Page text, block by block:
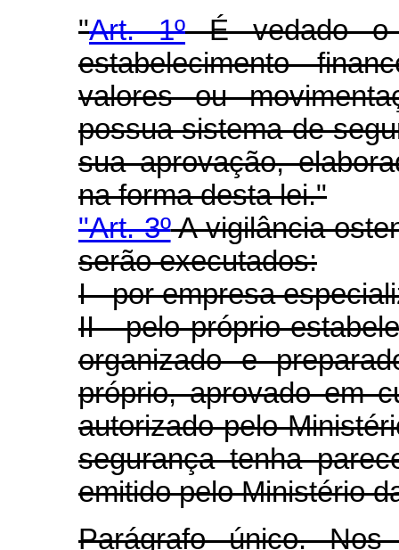
"Art. 1ºÉ vedado o
estabelecimento
valores ou
possua sistema de
sua aprovação,
na forma desta lei."
"Art. 3ºA vigilância
serão executados:
I - por empresa
II - pelo próprio
organizado e
próprio, aprovado em
autorizado pelo
segurança tenha
emitido pelo Ministério
Parágrafo único. Nos